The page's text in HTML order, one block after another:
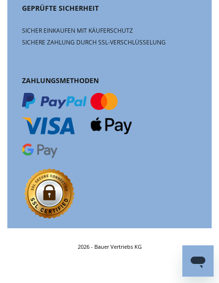
GEPRÜFTE SICHERHEIT
SICHER EINKAUFEN MIT KÄUFERSCHUTZ
SICHERE ZAHLUNG DURCH SSL-VERSCHLÜSSELUNG
ZAHLUNGSMETHODEN
2026 - Bauer Vertriebs KG